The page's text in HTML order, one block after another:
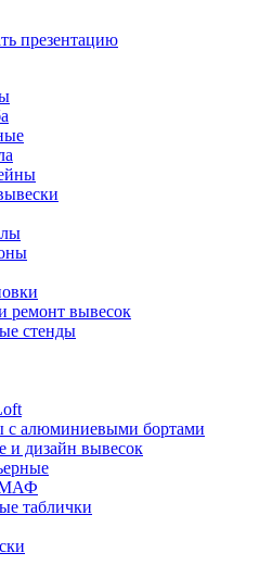
презентацию
ремонт вывесок
стенды
с алюминиевыми бортами
и дизайн вывесок
МАФ
таблички